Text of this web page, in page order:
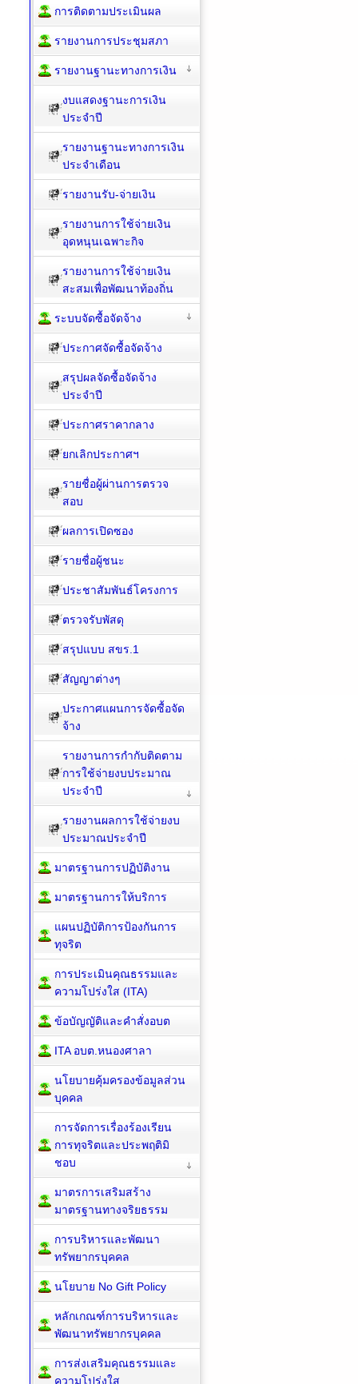
การติดตามประเมินผล
รายงานการประชุมสภา
รายงานฐานะทางการเงิน
งบแสดงฐานะการเงิน
ประจำปี
รายงานฐานะทางการเงิน
ประจำเดือน
รายงานรับ-จ่ายเงิน
รายงานการใช้จ่ายเงิน
อุดหนุนเฉพาะกิจ
รายงานการใช้จ่ายเงิน
สะสมเพื่อพัฒนาท้องถิ่น
ระบบจัดซื้อจัดจ้าง
ประกาศจัดซื้อจัดจ้าง
สรุปผลจัดซื้อจัดจ้าง
ประจำปี
ประกาศราคากลาง
ยกเลิกประกาศฯ
รายชื่อผู้ผ่านการตรวจ
สอบ
ผลการเปิดซอง
รายชื่อผู้ชนะ
ประชาสัมพันธ์โครงการ
ตรวจรับพัสดุ
สรุปแบบ สขร.1
สัญญาต่างๆ
ประกาศแผนการจัดซื้อจัด
จ้าง
รายงานการกำกับติดตาม
การใช้จ่ายงบประมาณ
ประจำปี
รายงานผลการใช้จ่ายงบ
ประมาณประจำปี
มาตรฐานการปฏิบัติงาน
มาตรฐานการให้บริการ
แผนปฏิบัติการป้องกันการ
ทุจริต
การประเมินคุณธรรมและ
ความโปร่งใส (ITA)
ข้อบัญญัติและคำสั่งอบต
ITA อบต.หนองศาลา
นโยบายคุ้มครองข้อมูลส่วน
บุคคล
การจัดการเรื่องร้องเรียน
การทุจริตและประพฤติมิ
ชอบ
มาตรการเสริมสร้าง
มาตรฐานทางจริยธรรม
การบริหารและพัฒนา
ทรัพยากรบุคคล
นโยบาย No Gift Policy
หลักเกณฑ์การบริหารและ
พัฒนาทรัพยากรบุคคล
การส่งเสริมคุณธรรมและ
ความโปร่งใส